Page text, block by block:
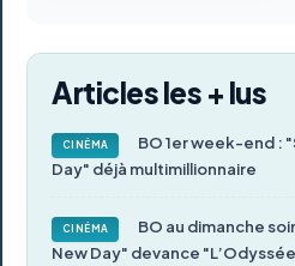
Articles les + lus
CINÉMA
BO 1er week-end :
Day" déjà multimillionnaire
CINÉMA
BO au dimanche
New Day" devance